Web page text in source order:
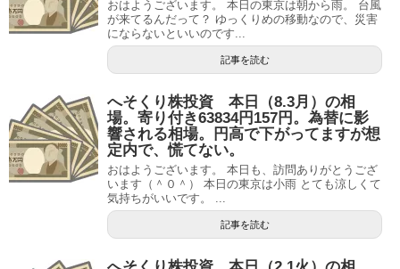
おはようございます。 本日の東京は朝から雨。 台風
が来てるんだって？ ゆっくりめの移動なので、災害
にならないといいのです...
記事を読む
へそくり株投資 本日（8.3月）の相
場。寄り付き63834円157円。為替に影
響される相場。円高で下がってますが想
定内で、慌てない。
おはようございます。 本日も、訪問ありがとうござ
います（＾０＾） 本日の東京は小雨 とても涼しくて
気持ちがいいです。 ...
記事を読む